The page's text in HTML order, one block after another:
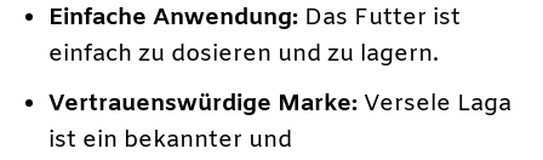
Einfache Anwendung: Das Futter ist
einfach zu dosieren und zu lagern.
Vertrauenswürdige Marke: Versele Laga
ist ein bekannter und